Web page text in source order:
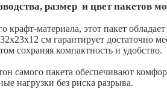
размер и цвет пакетов
крафт-материала, этот пакет
см гарантирует достаточно
сохраняя компактность и удобство.
самого пакета обеспечивают
нагрузки без риска разрыва.